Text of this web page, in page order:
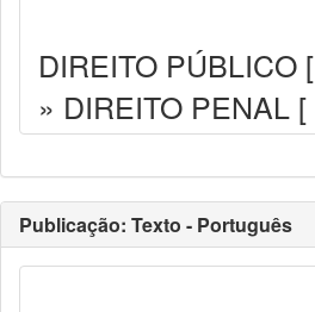
DIREITO PÚBLICO [
» DIREITO PENAL [
Publicação: Texto - Português